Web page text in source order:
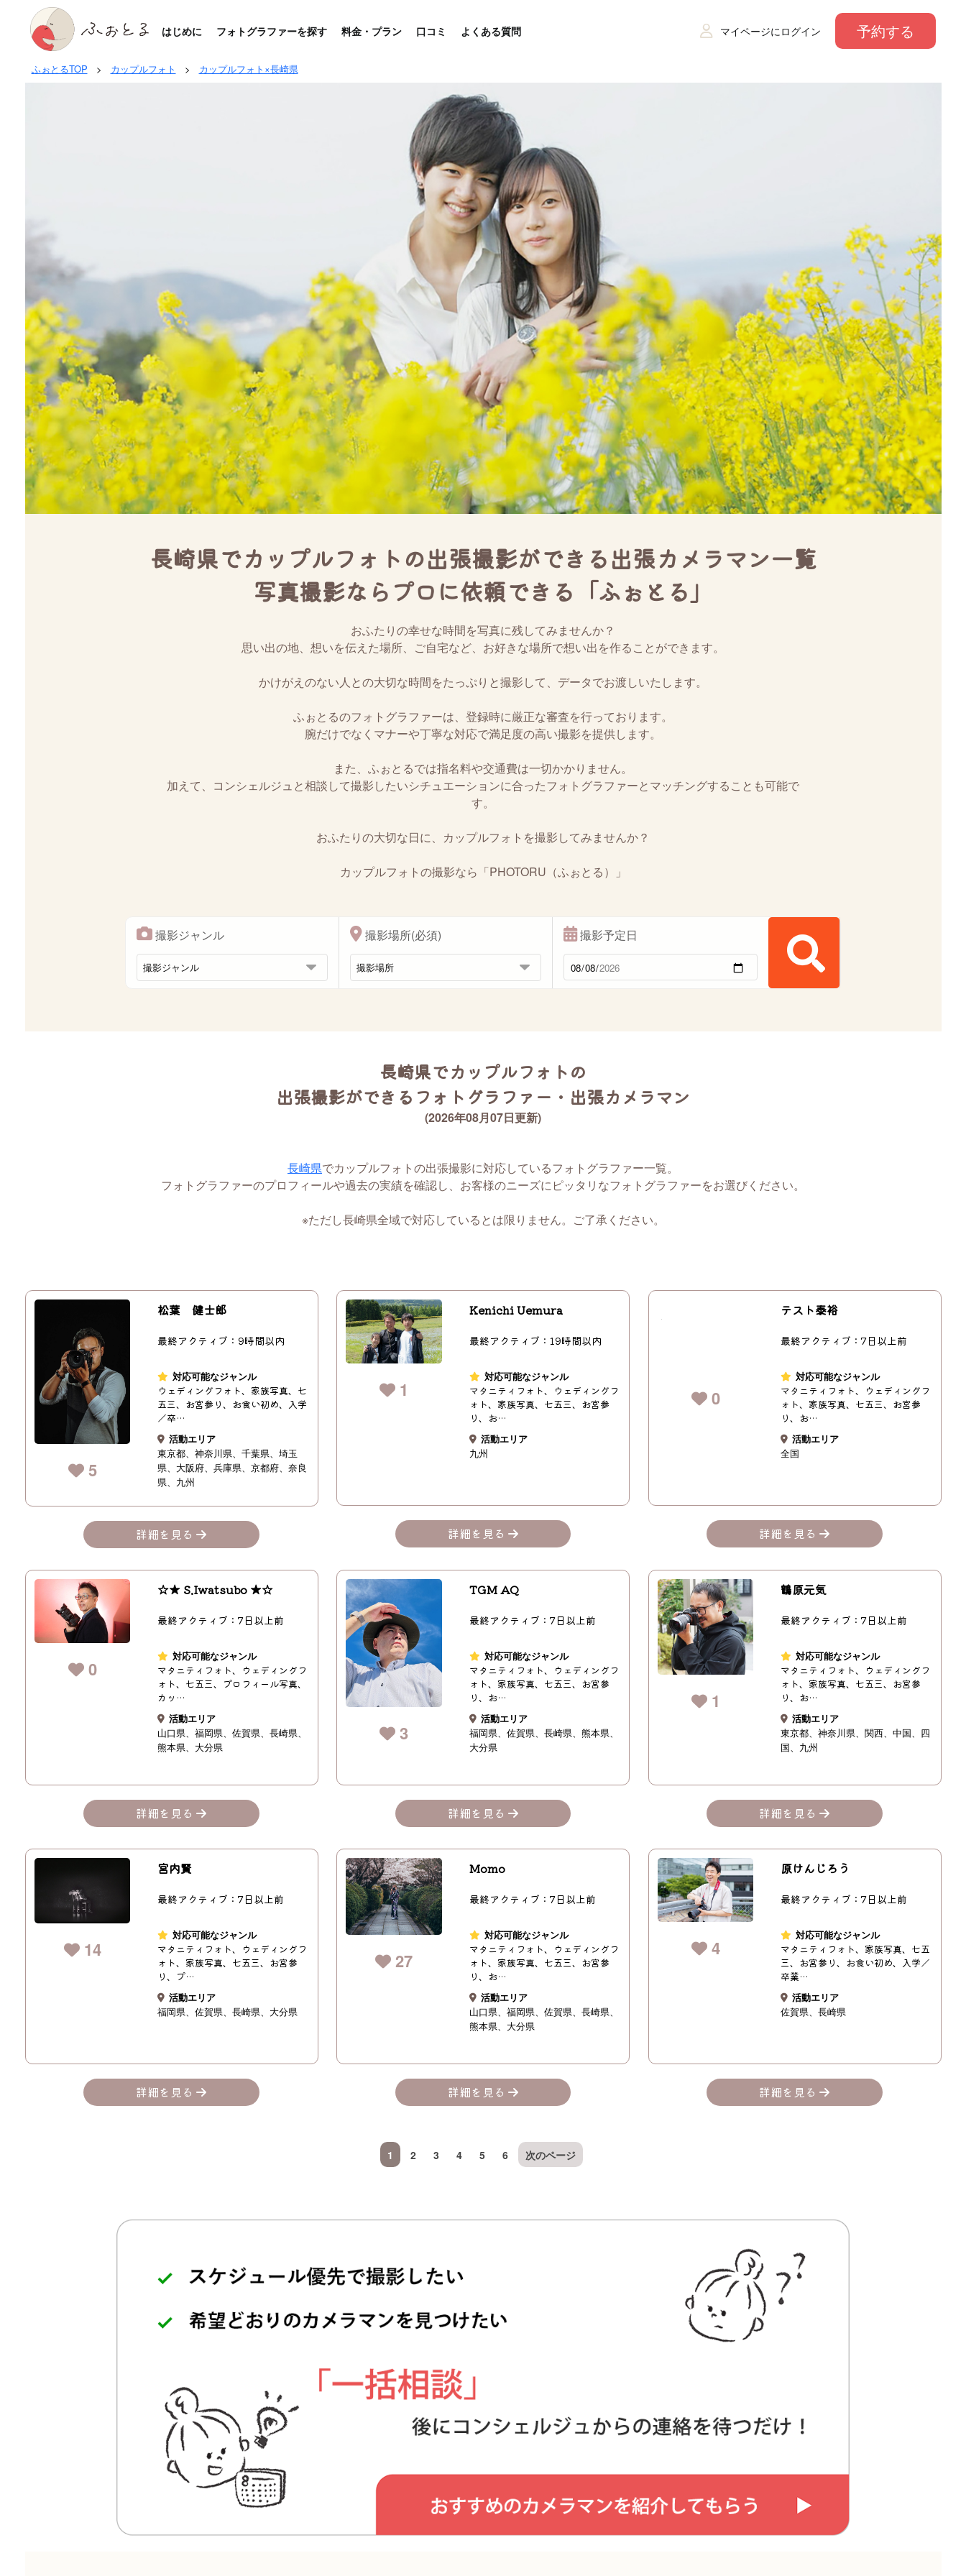
はじめに フォトグラファーを探す 料金・プラン 口コミ よくある質問 マイページにログイン 予約する
ふぉとるTOP > カップルフォト > カップルフォト×長崎県
長崎県でカップルフォトの出張撮影ができる出張カメラマン一覧
写真撮影ならプロに依頼できる「ふぉとる」
おふたりの幸せな時間を写真に残してみませんか？
思い出の地、想いを伝えた場所、ご自宅など、お好きな場所で想い出を作ることができます。
かけがえのない人との大切な時間をたっぷりと撮影して、データでお渡しいたします。
ふぉとるのフォトグラファーは、登録時に厳正な審査を行っております。
腕だけでなくマナーや丁寧な対応で満足度の高い撮影を提供します。
また、ふぉとるでは指名料や交通費は一切かかりません。
加えて、コンシェルジュと相談して撮影したいシチュエーションに合ったフォトグラファーとマッチングすることも可能で
す。
おふたりの大切な日に、カップルフォトを撮影してみませんか？
カップルフォトの撮影なら「PHOTORU（ふぉとる）」
撮影ジャンル 撮影場所(必須) 撮影予定日
長崎県でカップルフォトの
出張撮影ができるフォトグラファー・出張カメラマン
(2026年08月07日更新)
長崎県でカップルフォトの出張撮影に対応しているフォトグラファー一覧。
フォトグラファーのプロフィールや過去の実績を確認し、お客様のニーズにピッタリなフォトグラファーをお選びください。
※ただし長崎県全域で対応しているとは限りません。ご了承ください。
5
松葉 健士郎
最終アクティブ：9時間以内
対応可能なジャンル
ウェディングフォト、家族写真、七
五三、お宮参り、お食い初め、入学
／卒…
活動エリア
東京都
神奈川県 千葉県
埼玉
県
大阪府 兵庫県 京都府
奈良
県
九州
詳細を見る
1
Kenichi Uemura
最終アクティブ：19時間以内
対応可能なジャンル
マタニティフォト、ウェディングフ
ォト、家族写真、七五三、お宮参
り、お…
活動エリア
九州
詳細を見る
0
テスト泰裕
最終アクティブ：7日以上前
対応可能なジャンル
マタニティフォト、ウェディングフ
ォト、家族写真、七五三、お宮参
り、お…
活動エリア
全国
詳細を見る
0
☆★ S.Iwatsubo ★☆
最終アクティブ：7日以上前
対応可能なジャンル
マタニティフォト、ウェディングフ
ォト、七五三、プロフィール写真、
カッ…
活動エリア
山口県
福岡県 佐賀県
長崎県
熊本県
大分県
詳細を見る
3
TGM AQ
最終アクティブ：7日以上前
対応可能なジャンル
マタニティフォト、ウェディングフ
ォト、家族写真、七五三、お宮参
り、お…
活動エリア
福岡県
佐賀県 長崎県
熊本県
大分県
詳細を見る
1
鶴原元気
最終アクティブ：7日以上前
対応可能なジャンル
マタニティフォト、ウェディングフ
ォト、家族写真、七五三、お宮参
り、お…
活動エリア
東京都
神奈川県 関西 中国
四
国
九州
詳細を見る
14
宮内賢
最終アクティブ：7日以上前
対応可能なジャンル
マタニティフォト、ウェディングフ
ォト、家族写真、七五三、お宮参
り、プ…
活動エリア
福岡県
佐賀県 長崎県 大分県
詳細を見る
27
Momo
最終アクティブ：7日以上前
対応可能なジャンル
マタニティフォト、ウェディングフ
ォト、家族写真、七五三、お宮参
り、お…
活動エリア
山口県
福岡県 佐賀県
長崎県
熊本県
大分県
詳細を見る
4
原けんじろう
最終アクティブ：7日以上前
対応可能なジャンル
マタニティフォト、家族写真、七五
三、お宮参り、お食い初め、入学／
卒業…
活動エリア
佐賀県
長崎県
詳細を見る
1 2 3 4 5 6 次のページ